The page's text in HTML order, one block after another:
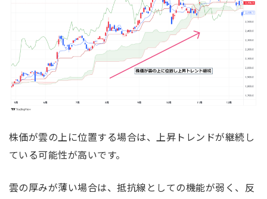
株価が雲の上に位置する場合は、上昇トレンドが継続し
ている可能性が高いです。
雲の厚みが薄い場合は、抵抗線としての機能が弱く、反